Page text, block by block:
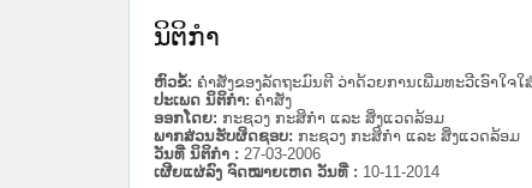
ນິຕິກໍາ
ຫົວຂໍ້: ຄໍາສັ່ງຂອງລັດຖະມົນຕີ ວ່າດ້ວຍການເພີ່ມທະວີເອົາໃຈ
ປະເພດ ນິຕິກໍາ: ຄໍາສັ່ງ
ອອກໂດຍ: ກະຊວງ ກະສິກຳ ແລະ ສິ່ງແວດລ້ອມ
ພາກສ່ວນຮັບຜິດຊອບ: ກະຊວງ ກະສິກຳ ແລະ ສິ່ງແວດລ້ອມ
ວັນທີ່ ນິຕິກໍາ : 27-03-2006
ເຜີຍແຜ່ລົງ ຈົດໝາຍເຫດ ວັນທີ່ : 10-11-2014